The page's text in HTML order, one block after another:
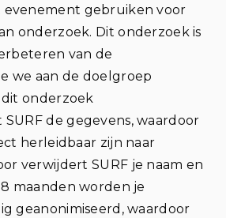
evenement gebruiken voor
onderzoek. Dit onderzoek is
van de
we aan de doelgroep
onderzoek
de gegevens, waardoor
herleidbaar zijn naar
verwijdert SURF je naam en
maanden worden je
geanonimiseerd, waardoor